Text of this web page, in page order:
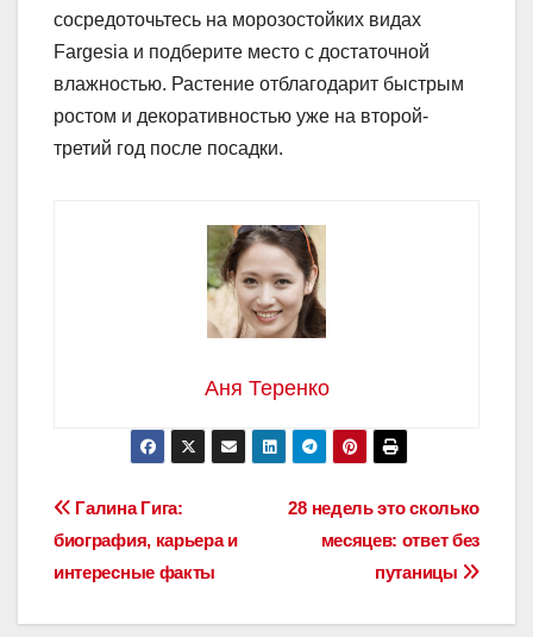
сосредоточьтесь на морозостойких видах
Fargesia и подберите место с достаточной
влажностью. Растение отблагодарит быстрым
ростом и декоративностью уже на второй-
третий год после посадки.
Аня Теренко
Навигация
по
записям
28 недель это сколько
месяцев: ответ без
путаницы
Галина Гига:
биография, карьера и
интересные факты